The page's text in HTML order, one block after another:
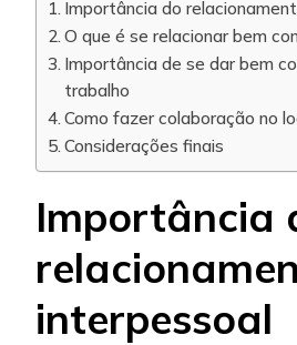
Importância do
O que é se relacionar bem
Importância de se dar bem
trabalho
Como fazer colaboração no
Considerações finais
Importância
interpessoal